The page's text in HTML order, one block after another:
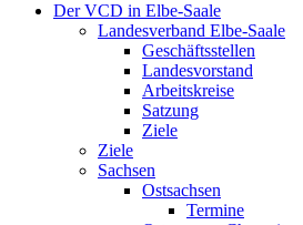
Der VCD in Elbe-Saale
Landesverband Elbe-Saale
Geschäftsstellen
Landesvorstand
Arbeitskreise
Satzung
Ziele
Ziele
Sachsen
Ostsachsen
Termine